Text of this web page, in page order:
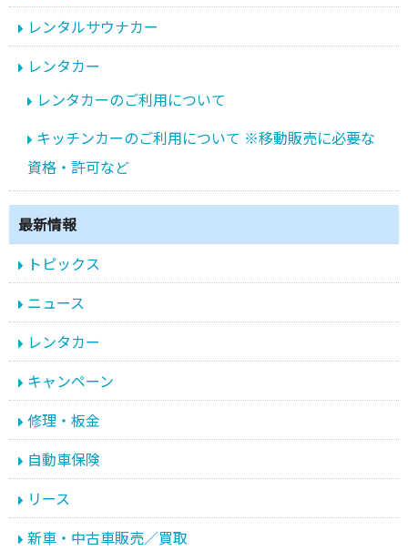
レンタルサウナカー
レンタカー
レンタカーのご利用について
キッチンカーのご利用について ※移動販売に必要な
資格・許可など
最新情報
トピックス
ニュース
レンタカー
キャンペーン
修理・板金
自動車保険
リース
新車・中古車販売／買取